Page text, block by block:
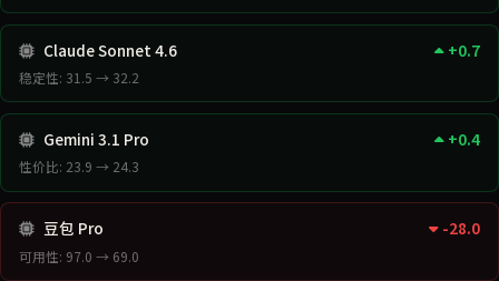
Claude Sonnet 4.6 +0.7
稳定性: 31.5 → 32.2
Gemini 3.1 Pro +0.4
性价比: 23.9 → 24.3
豆包 Pro -28.0
可用性: 97.0 → 69.0